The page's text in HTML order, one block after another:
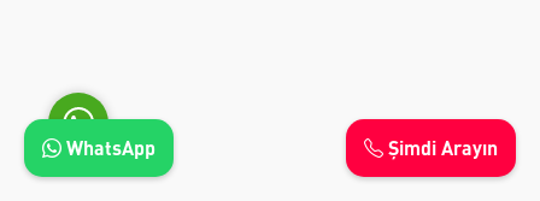
Şimdi Arayın
WhatsApp